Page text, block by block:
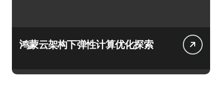
鸿蒙云架构下弹性计算优化探索